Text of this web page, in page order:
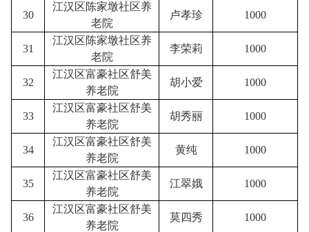
30
江汉区陈家墩社区养
老院
卢孝珍 1000
31
江汉区陈家墩社区养
老院
李荣莉 1000
32
江汉区富豪社区舒美
养老院
胡小爱 1000
33
江汉区富豪社区舒美
养老院
胡秀丽 1000
34
江汉区富豪社区舒美
养老院
黄纯 1000
35
江汉区富豪社区舒美
养老院
江翠娥 1000
36
江汉区富豪社区舒美
养老院
莫四秀 1000